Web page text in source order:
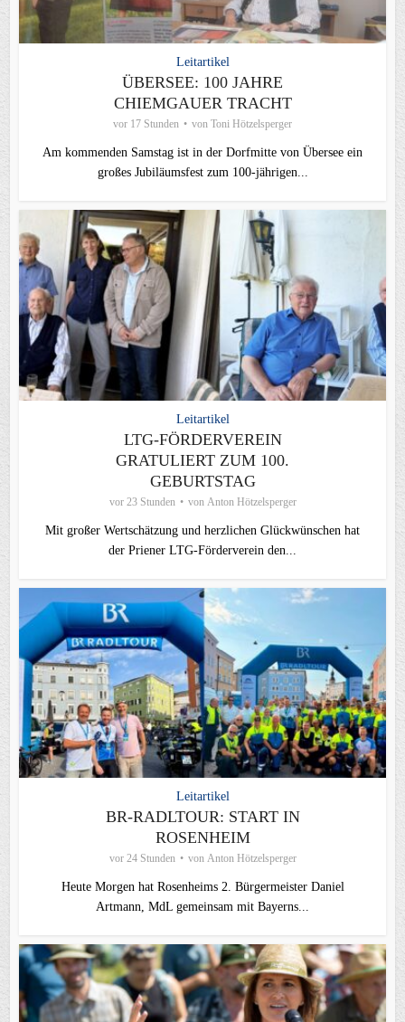
Leitartikel
ÜBERSEE: 100 JAHRE
CHIEMGAUER TRACHT
vor 17 Stunden von Toni Hötzelsperger
Am kommenden Samstag ist in der Dorfmitte von Übersee ein
großes Jubiläumsfest zum 100-jährigen...
Leitartikel
LTG-FÖRDERVEREIN
GRATULIERT ZUM 100.
GEBURTSTAG
vor 23 Stunden von Anton Hötzelsperger
Mit großer Wertschätzung und herzlichen Glückwünschen hat
der Priener LTG‑Förderverein den...
Leitartikel
BR-RADLTOUR: START IN
ROSENHEIM
vor 24 Stunden von Anton Hötzelsperger
Heute Morgen hat Rosenheims 2. Bürgermeister Daniel
Artmann, MdL gemeinsam mit Bayerns...